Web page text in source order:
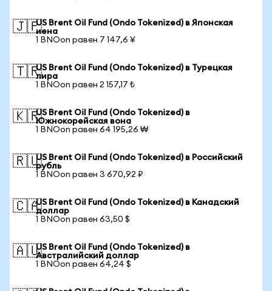
🇯🇵US Brent Oil Fund (Ondo Tokenized) в Японская
иена
1 BNOon равен 7 147,6 ¥
🇹🇷US Brent Oil Fund (Ondo Tokenized) в Турецкая
лира
1 BNOon равен 2 157,17 ₺
🇰🇷US Brent Oil Fund (Ondo Tokenized) в
Южнокорейская вона
1 BNOon равен 64 195,26 ₩
🇷🇺US Brent Oil Fund (Ondo Tokenized) в Российский
рубль
1 BNOon равен 3 670,92 ₽
🇨🇦US Brent Oil Fund (Ondo Tokenized) в Канадский
доллар
1 BNOon равен 63,50 $
🇦🇺US Brent Oil Fund (Ondo Tokenized) в
Австралийский доллар
1 BNOon равен 64,24 $